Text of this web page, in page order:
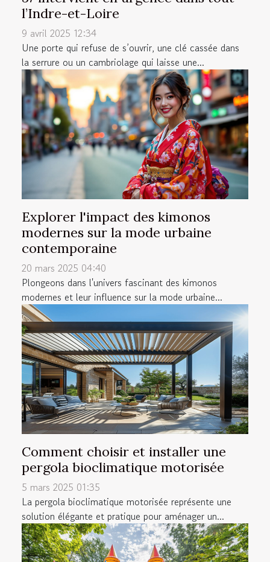
l’Indre-et-Loire
9 avril 2025 12:34
Une porte qui refuse de s’ouvrir, une clé cassée dans
la serrure ou un cambriolage qui laisse une...
Explorer l'impact des kimonos
modernes sur la mode urbaine
contemporaine
20 mars 2025 04:40
Plongeons dans l'univers fascinant des kimonos
modernes et leur influence sur la mode urbaine...
Comment choisir et installer une
pergola bioclimatique motorisée
5 mars 2025 01:35
La pergola bioclimatique motorisée représente une
solution élégante et pratique pour aménager un...